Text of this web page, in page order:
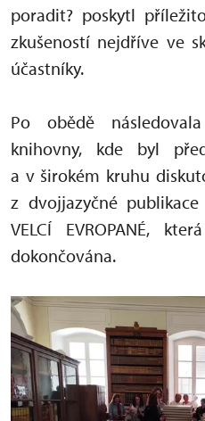
poradit? poskytl
zkušeností nejdříve ve
účastníky.
Po obědě
knihovny, kde byl
a v širokém kruhu
z dvojjazyčné publikace
VELCÍ EVROPANÉ,
dokončována.